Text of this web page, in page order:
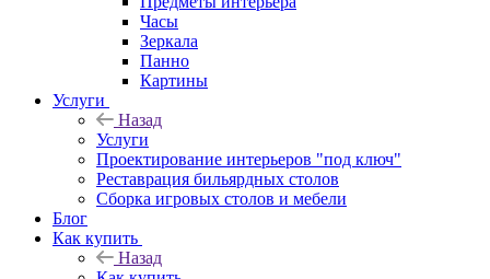
Часы
Зеркала
Панно
Картины
Услуги
Назад
Услуги
Проектирование интерьеров "под ключ"
Реставрация бильярдных столов
Сборка игровых столов и мебели
Блог
Как купить
Назад